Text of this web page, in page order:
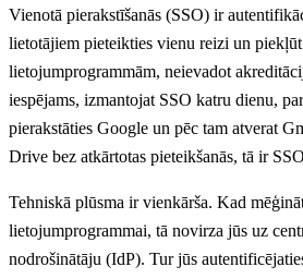
Vienotā pierakstīšanās (SSO) ir
lietotājiem pieteikties vienu reizi un
lietojumprogrammām, neievadot
iespējams, izmantojat SSO katru dienu,
pierakstāties Google un pēc tam atverat
Drive bez atkārtotas pieteikšanās, tā ir
Tehniskā plūsma ir vienkārša. Kad
lietojumprogrammai, tā novirza jūs uz
nodrošinātāju (IdP). Tur jūs